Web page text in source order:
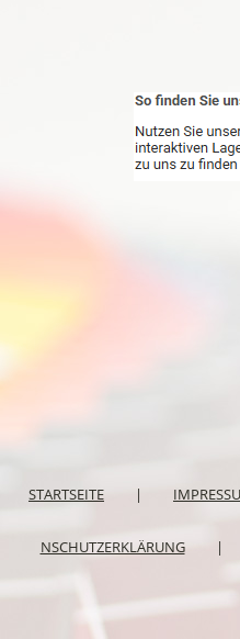
STARTSEITE |
NSCHUTZERKLÄRUNG |